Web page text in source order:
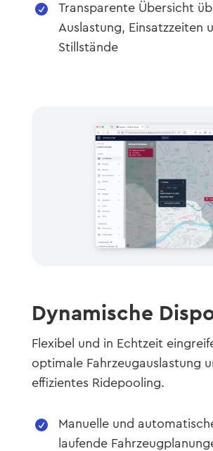

Transparente Übersicht
Auslastung, Einsatzzeiten
Stillstände
Dynamische
Flexibel und in Echtzeit
optimale Fahrzeugauslastung
effizientes Ridepooling.

Manuelle und
laufende